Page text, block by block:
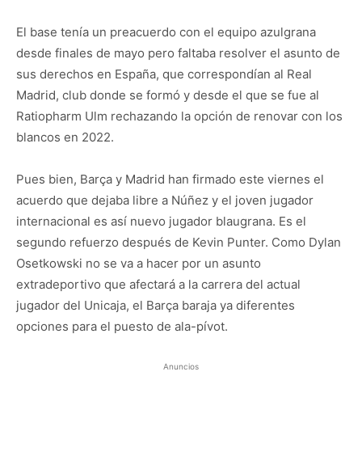
El base tenía un preacuerdo con el equipo azulgrana
desde finales de mayo pero faltaba resolver el asunto de
sus derechos en España, que correspondían al Real
Madrid, club donde se formó y desde el que se fue al
Ratiopharm Ulm rechazando la opción de renovar con los
blancos en 2022.
Pues bien, Barça y Madrid han firmado este viernes el
acuerdo que dejaba libre a Núñez y el joven jugador
internacional es así nuevo jugador blaugrana. Es el
segundo refuerzo después de Kevin Punter. Como Dylan
Osetkowski no se va a hacer por un asunto
extradeportivo que afectará a la carrera del actual
jugador del Unicaja, el Barça baraja ya diferentes
opciones para el puesto de ala-pívot.
Anuncios